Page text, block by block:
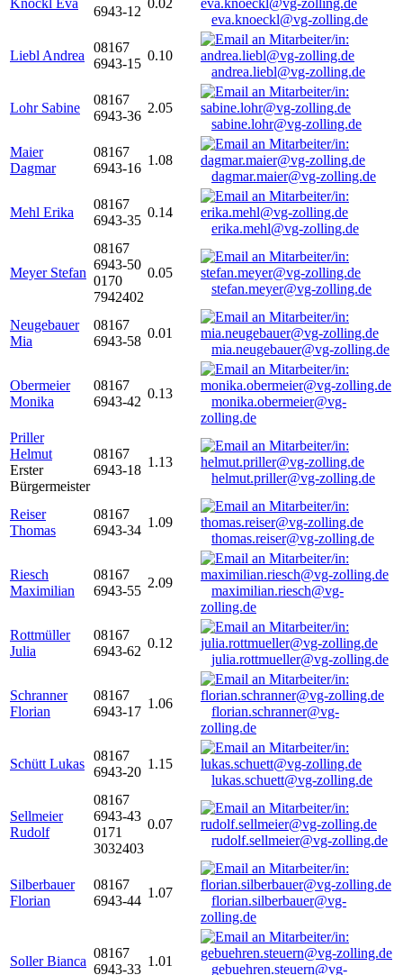
Knöckl Eva
6943-12
0.02
eva.knoeckl@vg-zolling.de
Liebl Andrea
08167
6943-15
0.10
andrea.liebl@vg-zolling.de
Lohr Sabine
08167
6943-36
2.05
sabine.lohr@vg-zolling.de
Maier
Dagmar
08167
6943-16
1.08
dagmar.maier@vg-zolling.de
Mehl Erika
08167
6943-35
0.14
erika.mehl@vg-zolling.de
Meyer Stefan
08167
6943-50
0170
7942402
0.05
stefan.meyer@vg-zolling.de
Neugebauer
Mia
08167
6943-58
0.01
mia.neugebauer@vg-zolling.de
Obermeier
Monika
08167
6943-42
0.13
monika.obermeier@vg-
zolling.de
Priller
Helmut
Erster
Bürgermeister
08167
6943-18
1.13
helmut.priller@vg-zolling.de
Reiser
Thomas
08167
6943-34
1.09
thomas.reiser@vg-zolling.de
Riesch
Maximilian
08167
6943-55
2.09
maximilian.riesch@vg-
zolling.de
Rottmüller
Julia
08167
6943-62
0.12
julia.rottmueller@vg-zolling.de
Schranner
Florian
08167
6943-17
1.06
florian.schranner@vg-
zolling.de
Schütt Lukas
08167
6943-20
1.15
lukas.schuett@vg-zolling.de
Sellmeier
Rudolf
08167
6943-43
0171
3032403
0.07
rudolf.sellmeier@vg-zolling.de
Silberbauer
Florian
08167
6943-44
1.07
florian.silberbauer@vg-
zolling.de
Soller Bianca
08167
6943-33
1.01
gebuehren.steuern@vg-